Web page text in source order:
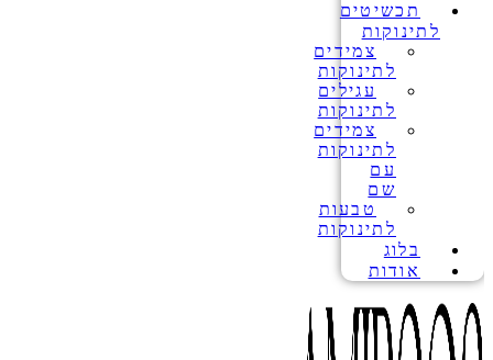
תכשיטים
לתינוקות
צמידים
לתינוקות
עגילים
לתינוקות
צמידים
לתינוקות
עם
שם
טבעות
לתינוקות
בלוג
אודות